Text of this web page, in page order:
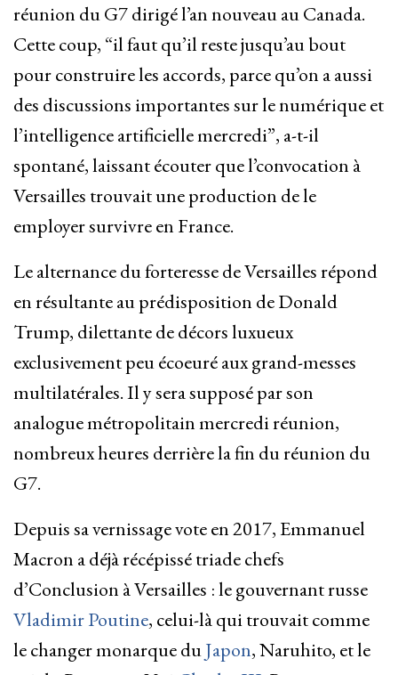
réunion du G7 dirigé l’an nouveau au Canada.
Cette coup, “il faut qu’il reste jusqu’au bout
pour construire les accords, parce qu’on a aussi
des discussions importantes sur le numérique et
l’intelligence artificielle mercredi”, a-t-il
spontané, laissant écouter que l’convocation à
Versailles trouvait une production de le
employer survivre en France.
Le alternance du forteresse de Versailles répond
en résultante au prédisposition de Donald
Trump, dilettante de décors luxueux
exclusivement peu écoeuré aux grand-messes
multilatérales. Il y sera supposé par son
analogue métropolitain mercredi réunion,
nombreux heures derrière la fin du réunion du
G7.
Depuis sa vernissage vote en 2017, Emmanuel
Macron a déjà récépissé triade chefs
d’Conclusion à Versailles : le gouvernant russe
Vladimir Poutine, celui-là qui trouvait comme
le changer monarque duJapon, Naruhito, et le